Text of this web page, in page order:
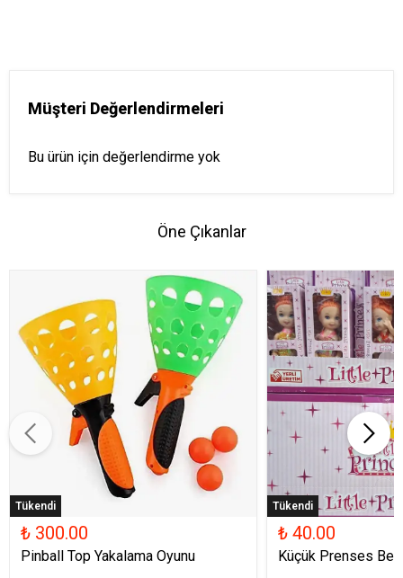
Müşteri Değerlendirmeleri
Bu ürün için değerlendirme yok
Öne Çıkanlar
Tükendi
₺ 300.00
Pinball Top Yakalama Oyunu
Tükendi
₺ 40.00
Küçük Prenses